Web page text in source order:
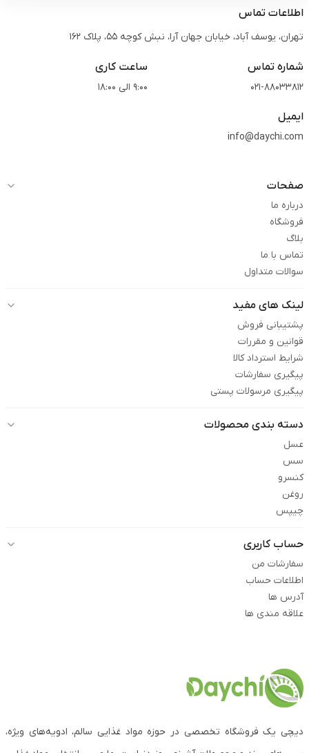
اطلاعات تماس
تهران، یوسف آباد، خیابان جهان آرا، نبش کوچه 55، پلاک 162
شماره تماس
021-88033812
ساعت کاری
9:00 الی 18:00
ایمیل
info@daychi.com
صفحات
درباره ما
فروشگاه
بلاگ
تماس با ما
سوالات متداول
لینک های مفید
پشتیبانی فروش
قوانین و مقررات
شرایط استرداد کالا
پیگیری سفارشات
پیگیری مرسولات پستی
دسته بندی محصولات
عسل
سس
کنسرو
روغن
چیپس
حساب کاربری
سفارشات من
اطلاعات حساب
آدرس ها
علاقه مندی ها
دیچی یک فروشگاه تخصصی در حوزه مواد غذایی سالم، ادویه‌های ویژه،